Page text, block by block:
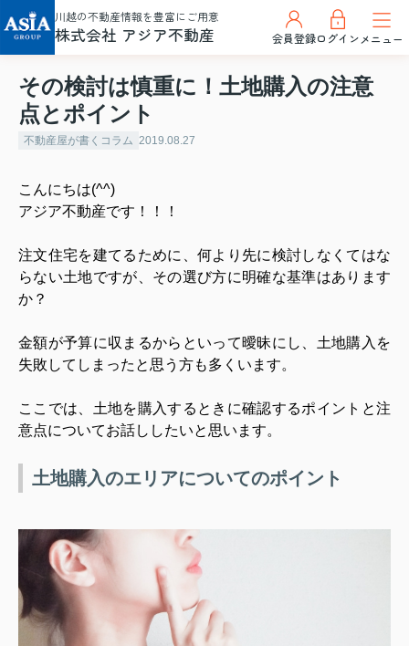
川越の不動産情報を豊富にご用意
株式会社 アジア不動産 会員登録ログインメニュー
その検討は慎重に！土地購入の注意
点とポイント
不動産屋が書くコラム 2019.08.27
こんにちは(^^)
アジア不動産です！！！
注文住宅を建てるために、何より先に検討しなくてはな
らない土地ですが、その選び方に明確な基準はあります
か？
金額が予算に収まるからといって曖昧にし、土地購入を
失敗してしまったと思う方も多くいます。
ここでは、土地を購入するときに確認するポイントと注
意点についてお話ししたいと思います。
土地購入のエリアについてのポイント